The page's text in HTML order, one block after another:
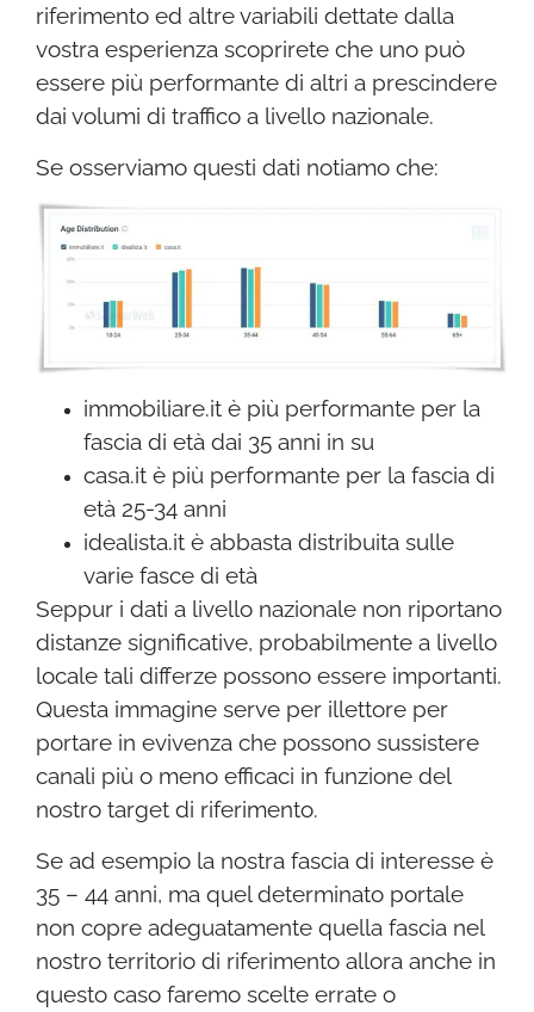
riferimento ed altre variabili dettate dalla
vostra esperienza scoprirete che uno può
essere più performante di altri a prescindere
dai volumi di traffico a livello nazionale.
Se osserviamo questi dati notiamo che:
immobiliare.it è più performante per la
fascia di età dai 35 anni in su
casa.it è più performante per la fascia di
età 25-34 anni
idealista.it è abbasta distribuita sulle
varie fasce di età
Seppur i dati a livello nazionale non riportano
distanze significative, probabilmente a livello
locale tali differze possono essere importanti.
Questa immagine serve per illettore per
portare in evivenza che possono sussistere
canali più o meno efficaci in funzione del
nostro target di riferimento.
Se ad esempio la nostra fascia di interesse è
35 – 44 anni, ma quel determinato portale
non copre adeguatamente quella fascia nel
nostro territorio di riferimento allora anche in
questo caso faremo scelte errate o